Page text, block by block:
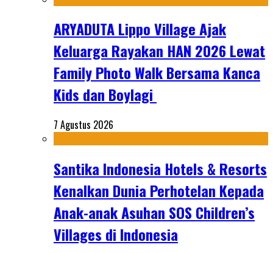
ARYADUTA Lippo Village Ajak
Keluarga Rayakan HAN 2026 Lewat
Family Photo Walk Bersama Kanca
Kids dan Boylagi
7 Agustus 2026
Santika Indonesia Hotels & Resorts
Kenalkan Dunia Perhotelan Kepada
Anak-anak Asuhan SOS Children’s
Villages di Indonesia